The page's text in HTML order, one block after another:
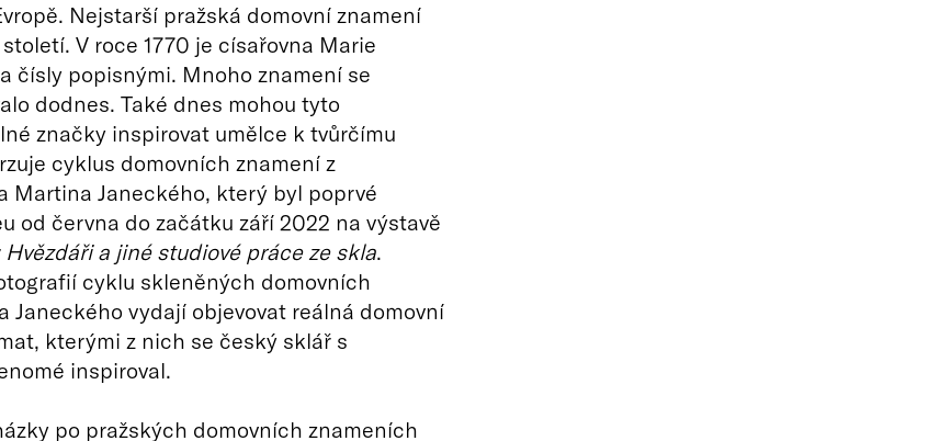
Nejstarší pražská domovní znamení
V roce 1770 je císařovna Marie
čísly popisnými. Mnoho znamení se
dodnes. Také dnes mohou tyto
značky inspirovat umělce k tvůrčímu
cyklus domovních znamení z
Martina Janeckého, který byl poprvé
od června do začátku září 2022 na výstavě
a jiné studiové práce ze skla.
cyklu skleněných domovních
Janeckého vydají objevovat reálná domovní
kterými z nich se český sklář s
inspiroval.
po pražských domovních znameních